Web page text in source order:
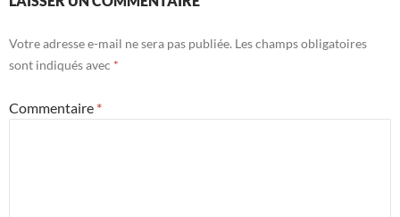
Votre adresse e-mail ne sera pas publiée. Les champs obligatoires
sont indiqués avec *
Commentaire *